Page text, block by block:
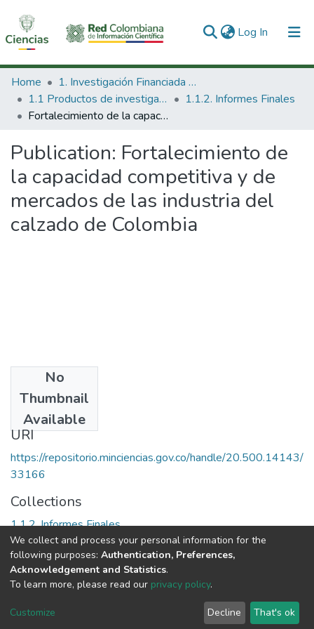
Log In (current)
Communities & Collections
All of DSpace
Home
1. Investigación Financiada con Recursos Públicos
1.1 Productos de investigación
1.1.2. Informes Finales
Fortalecimiento de la capacidad competitiva y de mercados de las industria del calzado de Colombia
Publication: Fortalecimiento de
la capacidad competitiva y de
mercados de las industria del
calzado de Colombia
No
Thumbnail
Available
2004
URI
https://repositorio.minciencias.gov.co/handle/20.500.14143/
33166
Collections
1.1.2. Informes Finales
Full item page
DSpace software copyright © 2002-2026
Cookie
End User
Agreement
Send
Feedback
We collect and process your personal information for the
following purposes: Authentication, Preferences,
Acknowledgement and Statistics.
To learn more, please read our privacy policy.
Customize Decline That's ok